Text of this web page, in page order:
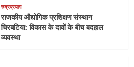
रुद्रप्रयाग
राजकीय औद्योगिक प्रशिक्षण संस्थान
चिरबटिया: विकास के दावों के बीच बदहाल
व्यवस्था